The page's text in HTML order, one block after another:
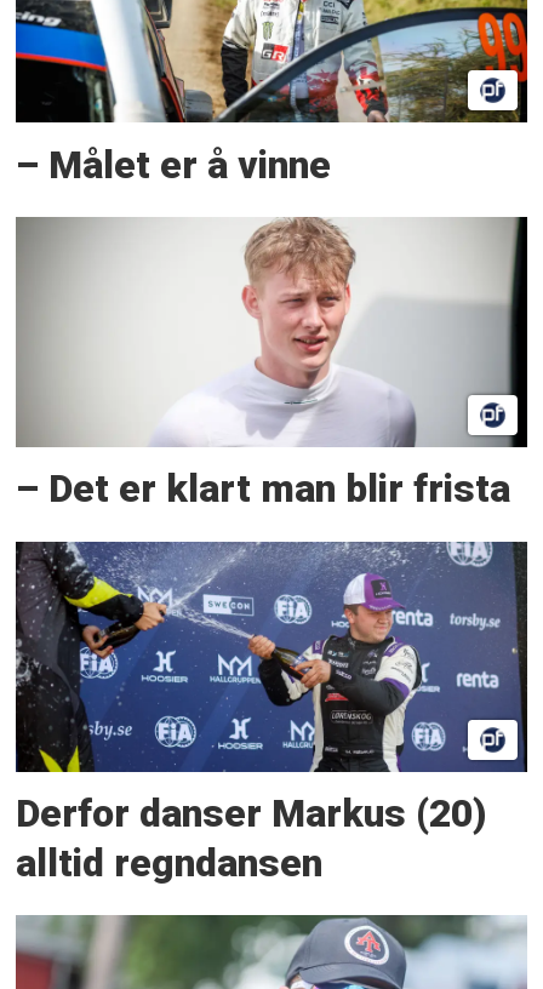
– Målet er å vinne
– Det er klart man blir frista
Derfor danser Markus (20)
alltid regndansen